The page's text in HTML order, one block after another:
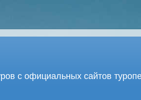
с официальных сайтов